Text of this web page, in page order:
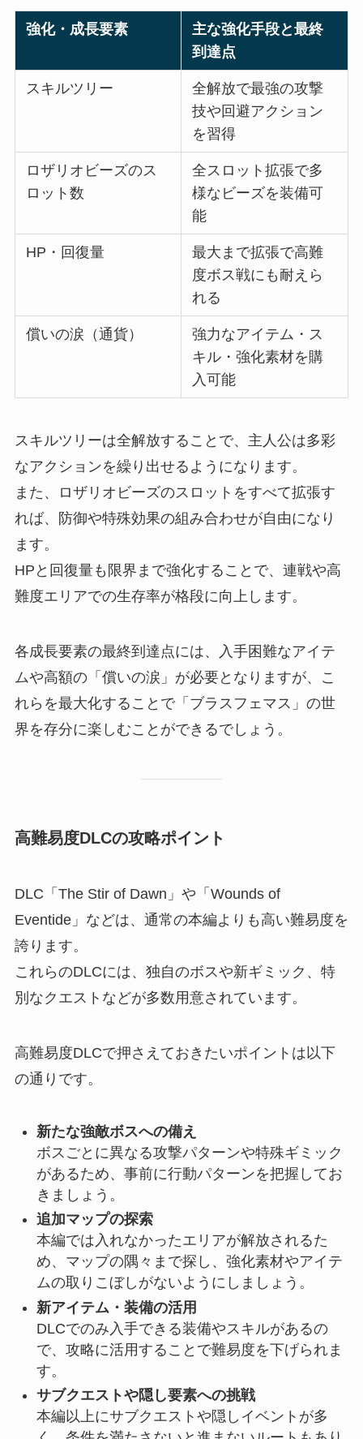
強化・成長要素
主な強化手段と最終
到達点
スキルツリー
全解放で最強の攻撃
技や回避アクション
を習得
ロザリオビーズのス
ロット数
全スロット拡張で多
様なビーズを装備可
能
HP・回復量
最大まで拡張で高難
度ボス戦にも耐えら
れる
償いの涙（通貨）
強力なアイテム・ス
キル・強化素材を購
入可能
スキルツリーは全解放することで、主人公は多彩
なアクションを繰り出せるようになります。
また、ロザリオビーズのスロットをすべて拡張す
れば、防御や特殊効果の組み合わせが自由になり
ます。
HPと回復量も限界まで強化することで、連戦や高
難度エリアでの生存率が格段に向上します。
各成長要素の最終到達点には、入手困難なアイテ
ムや高額の「償いの涙」が必要となりますが、こ
れらを最大化することで「ブラスフェマス」の世
界を存分に楽しむことができるでしょう。
高難易度DLCの攻略ポイント
DLC「The Stir of Dawn」や「Wounds of
Eventide」などは、通常の本編よりも高い難易度を
誇ります。
これらのDLCには、独自のボスや新ギミック、特
別なクエストなどが多数用意されています。
高難易度DLCで押さえておきたいポイントは以下
の通りです。
新たな強敵ボスへの備え
ボスごとに異なる攻撃パターンや特殊ギミック
があるため、事前に行動パターンを把握してお
きましょう。
追加マップの探索
本編では入れなかったエリアが解放されるた
め、マップの隅々まで探し、強化素材やアイテ
ムの取りこぼしがないようにしましょう。
新アイテム・装備の活用
DLCでのみ入手できる装備やスキルがあるの
で、攻略に活用することで難易度を下げられま
す。
サブクエストや隠し要素への挑戦
本編以上にサブクエストや隠しイベントが多